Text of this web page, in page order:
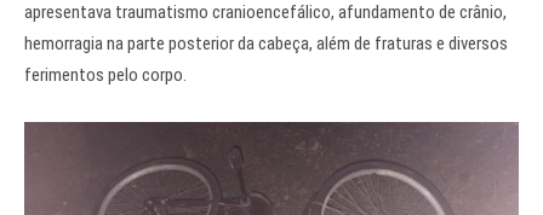
apresentava traumatismo cranioencefálico, afundamento de crânio,
hemorragia na parte posterior da cabeça, além de fraturas e diversos
ferimentos pelo corpo.